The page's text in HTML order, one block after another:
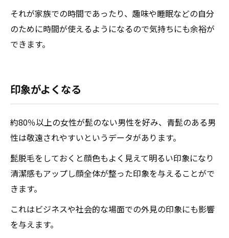
それが家族での時間であったり、趣味や睡眠などの自分
のために時間が使えるようになるので気持ちにも余裕が
できます。
印象がよくなる
約80％以上の女性が髭のない男性を好み、青髭のある男
性は敬遠されやすいというデータがあります。
髭脱毛をしておくと顔色もよく見えて明るい印象になり
清潔感もアップし顔全体が整った印象を与えることがで
きます。
これはビジネスや社会的な場面での外見の印象にも影響
を与えます。